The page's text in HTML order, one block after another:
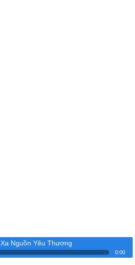
Xa Nguồn Yêu Thương
0:00